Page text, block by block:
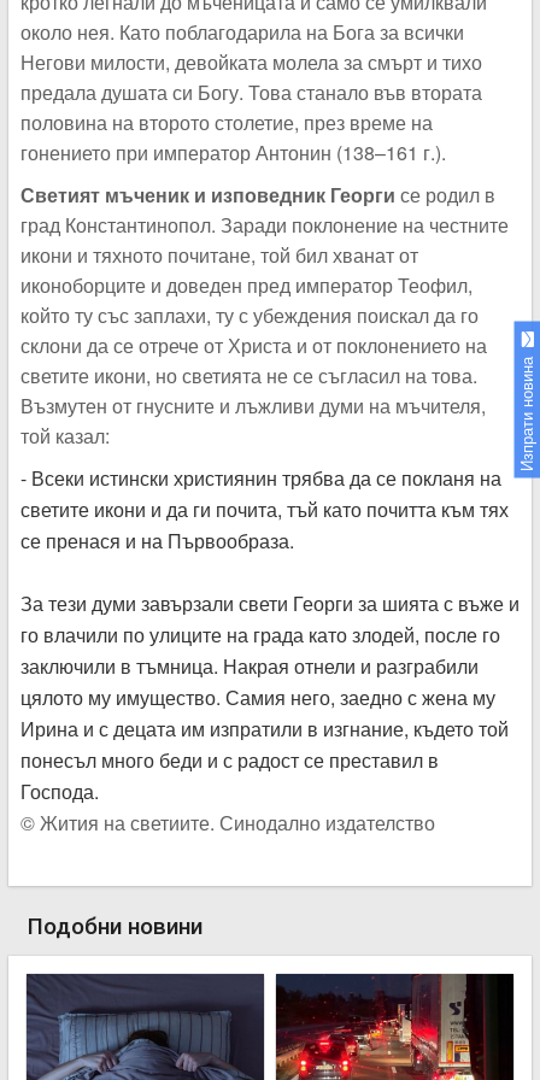
около нея. Като поблагодарила на Бога за всички
Негови милости, девойката молела за смърт и тихо
предала душата си Богу. Това станало във втората
половина на второто столетие, през време на
гонението при император Антонин (138–161 г.).
Светият мъченик и изповедник Георги се родил в
град Константинопол. Заради поклонение на честните
икони и тяхното почитане, той бил хванат от
иконоборците и доведен пред император Теофил,
който ту със заплахи, ту с убеждения поискал да го
склони да се отрече от Христа и от поклонението на
светите икони, но светията не се съгласил на това.
Възмутен от гнусните и лъжливи думи на мъчителя,
той казал:
- Всеки истински християнин трябва да се покланя на
светите икони и да ги почита, тъй като почитта към тях
се пренася и на Първообраза.
За тези думи завързали свети Георги за шията с въже и
го влачили по улиците на града като злодей, после го
заключили в тъмница. Накрая отнели и разграбили
цялото му имущество. Самия него, заедно с жена му
Ирина и с децата им изпратили в изгнание, където той
понесъл много беди и с радост се преставил в
Господа.
© Жития на светиите. Синодално издателство
Подобни новини
Изпрати новина